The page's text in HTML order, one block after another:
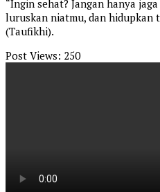
“Ingin sehat? Jangan hanya
luruskan niatmu, dan hidupkan
(Taufikhi).
Post Views: 250